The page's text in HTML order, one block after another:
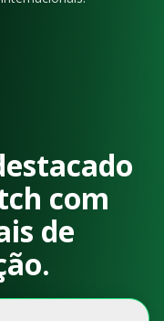
com
de